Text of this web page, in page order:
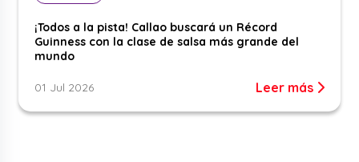
¡Todos a la pista! Callao buscará un Récord
Guinness con la clase de salsa más grande del
mundo
01 Jul 2026 Leer más